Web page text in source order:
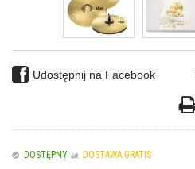
Udostępnij na Facebook
DOSTĘPNY DOSTAWA GRATIS